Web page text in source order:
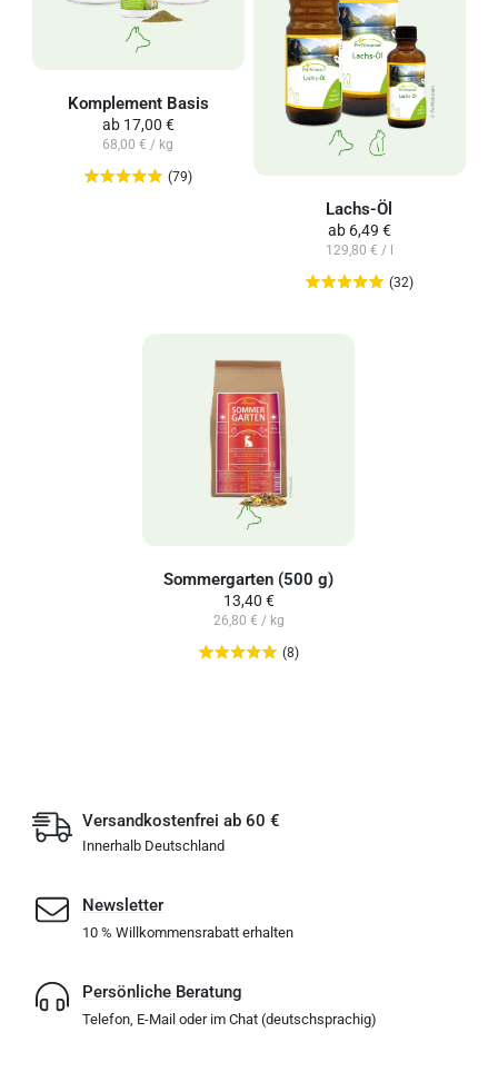
Komplement Basis
ab17,00 €
68,00 € / kg
(79)
Lachs-Öl
ab6,49 €
129,80 € / l
(32)
Sommergarten (500 g)
13,40 €
26,80 € / kg
(8)
Versandkostenfrei ab 60 €
Innerhalb Deutschland
Newsletter
10 % Willkommensrabatt erhalten
Persönliche Beratung
Telefon, E-Mail oder im Chat (deutschsprachig)